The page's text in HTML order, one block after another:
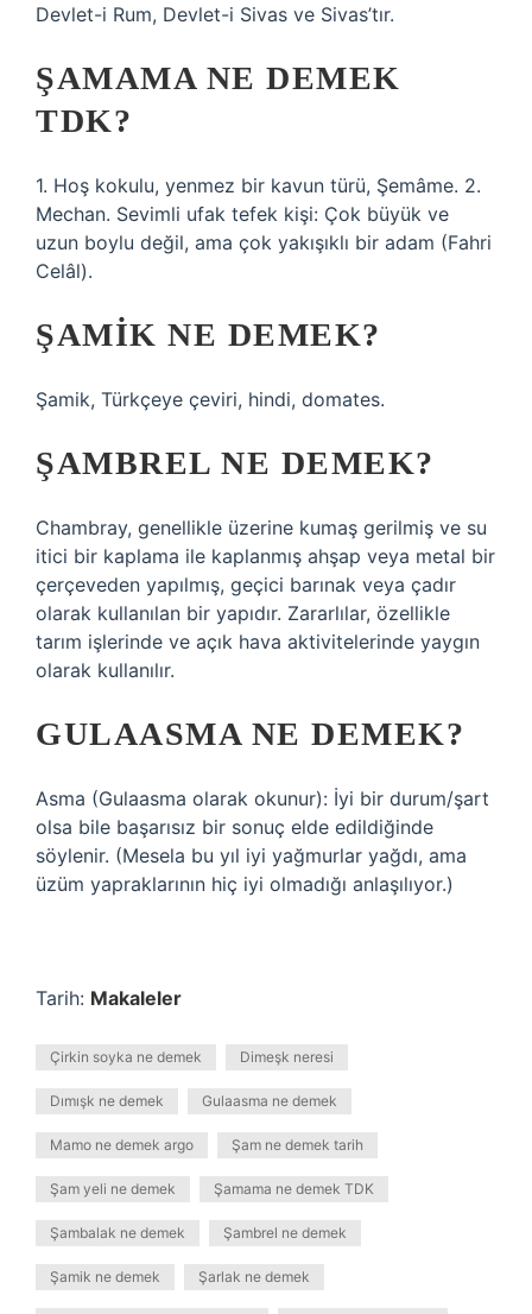
Devlet-i Rum, Devlet-i Sivas ve Sivas’tır.
ŞAMAMA NE DEMEK
TDK?
1. Hoş kokulu, yenmez bir kavun türü, Şemâme. 2.
Mechan. Sevimli ufak tefek kişi: Çok büyük ve
uzun boylu değil, ama çok yakışıklı bir adam (Fahri
Celâl).
ŞAMIK NE DEMEK?
Şamik, Türkçeye çeviri, hindi, domates.
ŞAMBREL NE DEMEK?
Chambray, genellikle üzerine kumaş gerilmiş ve su
itici bir kaplama ile kaplanmış ahşap veya metal bir
çerçeveden yapılmış, geçici barınak veya çadır
olarak kullanılan bir yapıdır. Zararlılar, özellikle
tarım işlerinde ve açık hava aktivitelerinde yaygın
olarak kullanılır.
GULAASMA NE DEMEK?
Asma (Gulaasma olarak okunur): İyi bir durum/şart
olsa bile başarısız bir sonuç elde edildiğinde
söylenir. (Mesela bu yıl iyi yağmurlar yağdı, ama
üzüm yapraklarının hiç iyi olmadığı anlaşılıyor.)
Tarih: Makaleler
Çirkin soyka ne demek Dimeşk neresi
Dımışk ne demek Gulaasma ne demek
Mamo ne demek argo Şam ne demek tarih
Şam yeli ne demek Şamama ne demek TDK
Şambalak ne demek Şambrel ne demek
Şamik ne demek Şarlak ne demek